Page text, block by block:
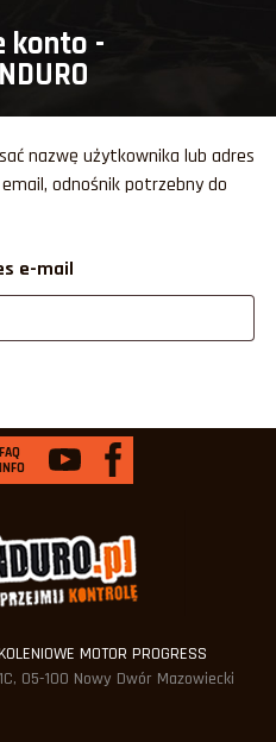
konto -
nazwę użytkownika lub adres
odnośnik potrzebny do
e-mail
FAQ
INFO
MOTOR PROGRESS
05-100 Nowy Dwór Mazowiecki